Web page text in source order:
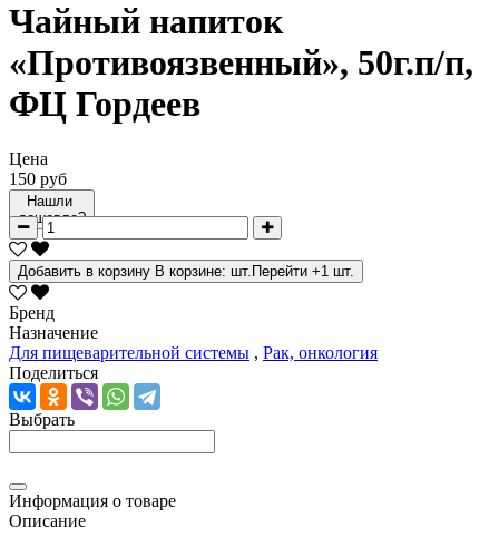
Чайный напиток
«Противоязвенный», 50г.п/п,
ФЦ Гордеев
Цена
150 руб
Нашли
дешевле?
Добавить в корзину В корзине: шт. Перейти +1 шт.
Бренд
Назначение
Для пищеварительной системы , Рак, онкология
Поделиться
Выбрать
Информация о товаре
Описание